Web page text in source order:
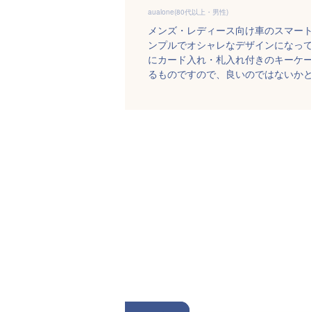
aualone(80代以上・男性)
メンズ・レディース向け車のスマ
ンプルでオシャレなデザインになっ
にカード入れ・札入れ付きのキーケ
るものですので、良いのではないか